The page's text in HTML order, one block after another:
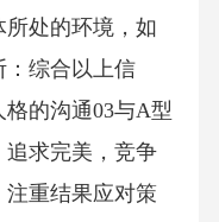
处的环境，如
：综合以上信
的沟通03与A型
追求完美，竞争
重结果应对策